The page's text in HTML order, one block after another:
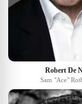
Robert De
Sam "Ace"